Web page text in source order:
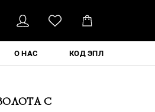
О НАС КОД ЭПЛ
С